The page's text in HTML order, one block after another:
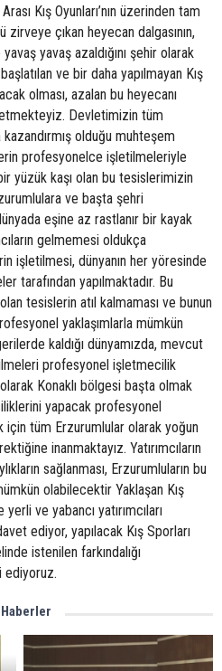
Kış Oyunları’nın üzerinden tam
çıkan heyecan dalgasının,
yavaş azaldığını şehir olarak
ve bir daha yapılmayan Kış
olması, azalan bu heyecanı
Devletimizin tüm
kazandırmış olduğu muhteşem
profesyonelce işletilmeleriyle
yüzük kaşı olan bu tesislerimizin
ve başta şehri
eşine az rastlanır bir kayak
gelmemesi oldukça
işletilmesi, dünyanın her yöresinde
tarafından yapılmaktadır. Bu
tesislerin atıl kalmaması ve bunun
yaklaşımlarla mümkün
kaldığı dünyamızda, mevcut
profesyonel işletmecilik
Konaklı bölgesi başta olmak
yapacak profesyonel
için tüm Erzurumlular olarak yoğun
inanmaktayız. Yatırımcıların
sağlanması, Erzurumluların bu
olabilecektir Yaklaşan Kış
ve yabancı yatırımcıları
ediyor, yapılacak Kış Sporları
istenilen farkındalığı
ediyoruz.